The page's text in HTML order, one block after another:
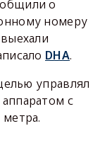
о
номеру
DHA.
управлял
с